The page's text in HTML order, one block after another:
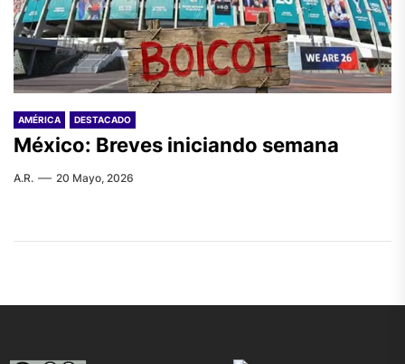
AMÉRICA DESTACADO
México: Breves iniciando semana
A.R. 20 Mayo, 2026